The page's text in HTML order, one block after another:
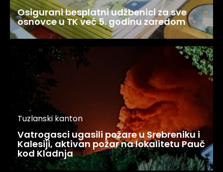
Osigurani besplatni udžbenici za sve
osnovce u TK već 5. godinu zaredom
Tuzlanski kanton
Vatrogasci ugasili požare u Srebreniku i
Kalesiji, aktivan požar na lokalitetu Pauč
kod Kladnja